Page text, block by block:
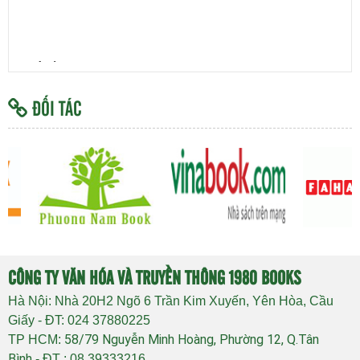
ĐỐI TÁC
CÔNG TY VĂN HÓA VÀ TRUYỀN THÔNG 1980 BOOKS
Hà Nội: Nhà 20H2 Ngõ 6 Trần Kim Xuyến, Yên Hòa, Cầu
Giấy - ĐT: 024 37880225
TP HCM: 58/79 Nguyễn Minh Hoàng, Phường 12, Q.Tân